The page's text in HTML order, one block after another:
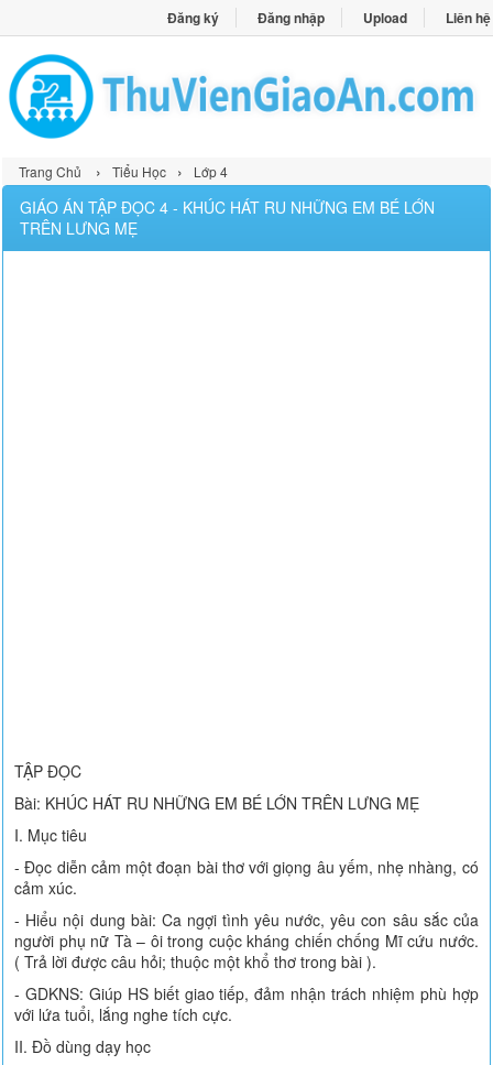
Đăng ký Đăng nhập Upload Liên hệ
Trang Chủ › Tiểu Học › Lớp 4
GIÁO ÁN TẬP ĐỌC 4 - KHÚC HÁT RU NHỮNG EM BÉ LỚN
TRÊN LƯNG MẸ
TẬP ĐỌC
Bài: KHÚC HÁT RU NHỮNG EM BÉ LỚN TRÊN LƯNG MẸ
I. Mục tiêu
- Đọc diễn cảm một đoạn bài thơ với giọng âu yếm, nhẹ nhàng, có
cảm xúc.
- Hiểu nội dung bài: Ca ngợi tình yêu nước, yêu con sâu sắc của
người phụ nữ Tà – ôi trong cuộc kháng chiến chống Mĩ cứu nước.
( Trả lời được câu hỏi; thuộc một khổ thơ trong bài ).
- GDKNS: Giúp HS biết giao tiếp, đảm nhận trách nhiệm phù hợp
với lứa tuổi, lắng nghe tích cực.
II. Đồ dùng dạy học